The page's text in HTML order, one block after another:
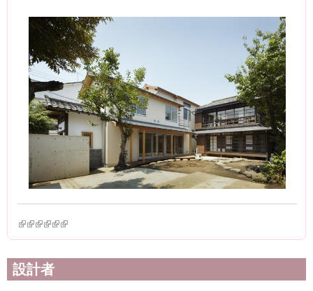
(link is external)
(link is external)
(link is external)
(link is external)
(link is external)
(link is external)
設計者